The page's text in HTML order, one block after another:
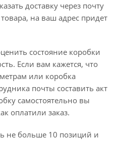
доставку через почту
на ваш адрес придет
состояние коробки
Если вам кажется, что
или коробка
почты составить акт
самостоятельно вы
оплатили заказ.
не больше 10 позиций и